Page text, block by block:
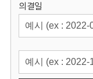
의결일